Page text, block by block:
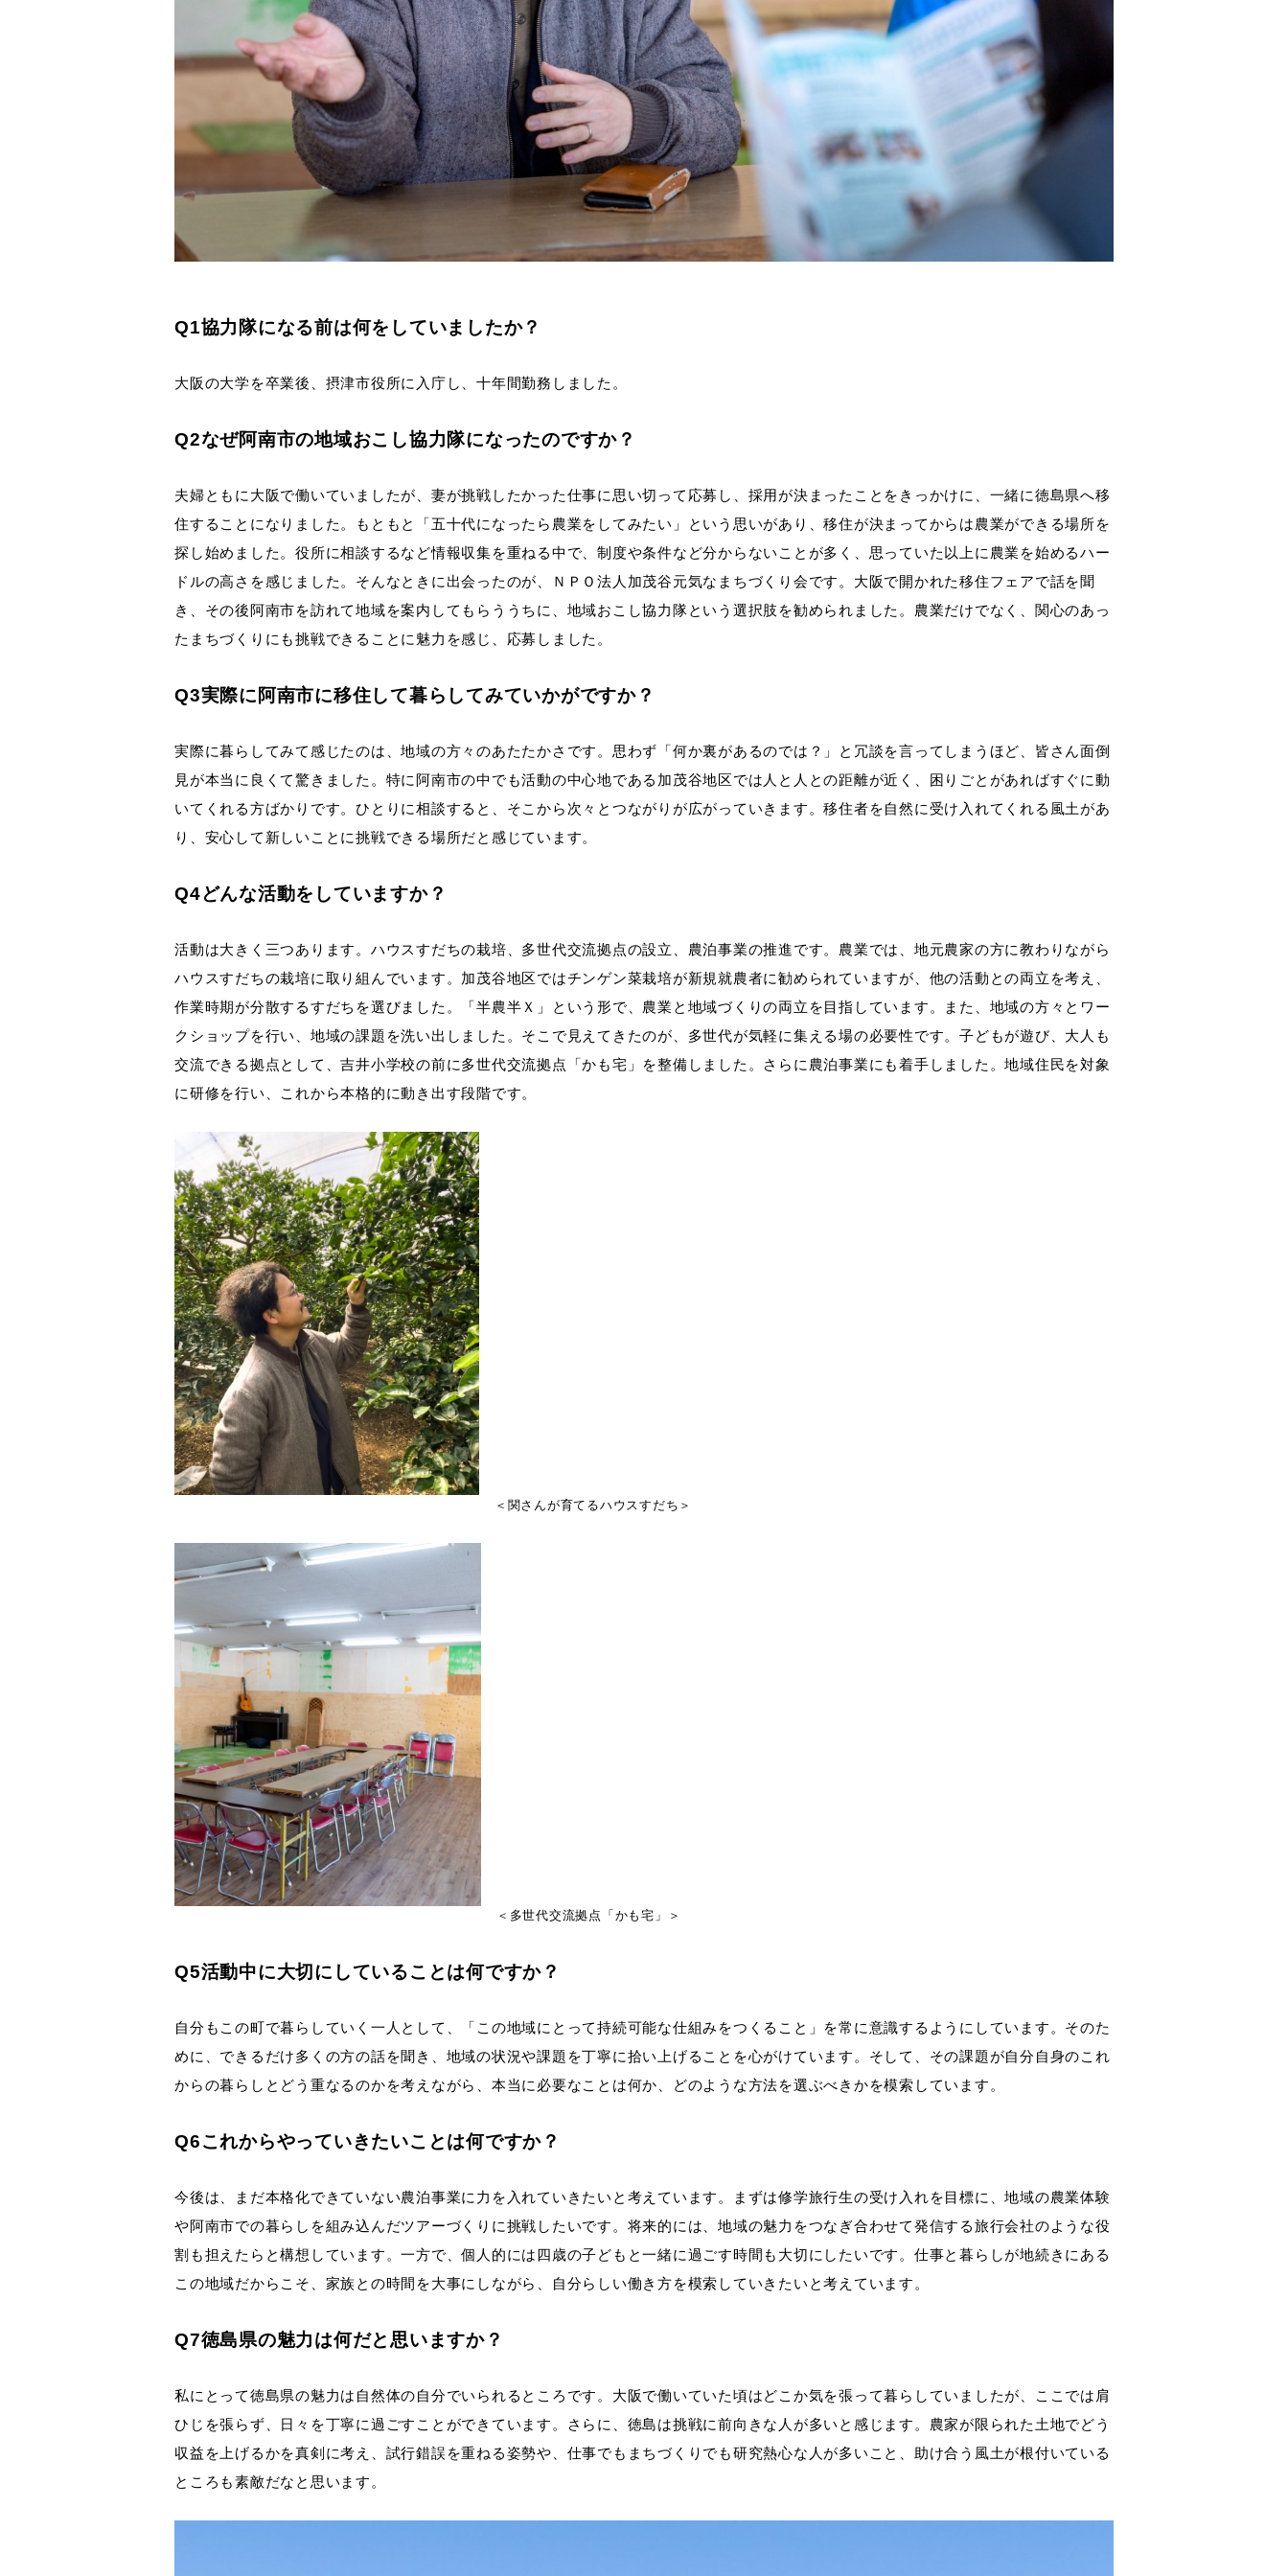
Q1協力隊になる前は何をしていましたか？
大阪の大学を卒業後、摂津市役所に入庁し、十年間勤務しました。
Q2なぜ阿南市の地域おこし協力隊になったのですか？
夫婦ともに大阪で働いていましたが、妻が挑戦したかった仕事に思い切って応募し、採用が決まったことをきっかけに、一緒に徳島県へ移
住することになりました。もともと「五十代になったら農業をしてみたい」という思いがあり、移住が決まってからは農業ができる場所を
探し始めました。役所に相談するなど情報収集を重ねる中で、制度や条件など分からないことが多く、思っていた以上に農業を始めるハー
ドルの高さを感じました。そんなときに出会ったのが、ＮＰＯ法人加茂谷元気なまちづくり会です。大阪で開かれた移住フェアで話を聞
き、その後阿南市を訪れて地域を案内してもらううちに、地域おこし協力隊という選択肢を勧められました。農業だけでなく、関心のあっ
たまちづくりにも挑戦できることに魅力を感じ、応募しました。
Q3実際に阿南市に移住して暮らしてみていかがですか？
実際に暮らしてみて感じたのは、地域の方々のあたたかさです。思わず「何か裏があるのでは？」と冗談を言ってしまうほど、皆さん面倒
見が本当に良くて驚きました。特に阿南市の中でも活動の中心地である加茂谷地区では人と人との距離が近く、困りごとがあればすぐに動
いてくれる方ばかりです。ひとりに相談すると、そこから次々とつながりが広がっていきます。移住者を自然に受け入れてくれる風土があ
り、安心して新しいことに挑戦できる場所だと感じています。
Q4どんな活動をしていますか？
活動は大きく三つあります。ハウスすだちの栽培、多世代交流拠点の設立、農泊事業の推進です。農業では、地元農家の方に教わりながら
ハウスすだちの栽培に取り組んでいます。加茂谷地区ではチンゲン菜栽培が新規就農者に勧められていますが、他の活動との両立を考え、
作業時期が分散するすだちを選びました。「半農半Ｘ」という形で、農業と地域づくりの両立を目指しています。また、地域の方々とワー
クショップを行い、地域の課題を洗い出しました。そこで見えてきたのが、多世代が気軽に集える場の必要性です。子どもが遊び、大人も
交流できる拠点として、吉井小学校の前に多世代交流拠点「かも宅」を整備しました。さらに農泊事業にも着手しました。地域住民を対象
に研修を行い、これから本格的に動き出す段階です。
＜関さんが育てるハウスすだち＞
＜多世代交流拠点「かも宅」＞
Q5活動中に大切にしていることは何ですか？
自分もこの町で暮らしていく一人として、「この地域にとって持続可能な仕組みをつくること」を常に意識するようにしています。そのた
めに、できるだけ多くの方の話を聞き、地域の状況や課題を丁寧に拾い上げることを心がけています。そして、その課題が自分自身のこれ
からの暮らしとどう重なるのかを考えながら、本当に必要なことは何か、どのような方法を選ぶべきかを模索しています。
Q6これからやっていきたいことは何ですか？
今後は、まだ本格化できていない農泊事業に力を入れていきたいと考えています。まずは修学旅行生の受け入れを目標に、地域の農業体験
や阿南市での暮らしを組み込んだツアーづくりに挑戦したいです。将来的には、地域の魅力をつなぎ合わせて発信する旅行会社のような役
割も担えたらと構想しています。一方で、個人的には四歳の子どもと一緒に過ごす時間も大切にしたいです。仕事と暮らしが地続きにある
この地域だからこそ、家族との時間を大事にしながら、自分らしい働き方を模索していきたいと考えています。
Q7徳島県の魅力は何だと思いますか？
私にとって徳島県の魅力は自然体の自分でいられるところです。大阪で働いていた頃はどこか気を張って暮らしていましたが、ここでは肩
ひじを張らず、日々を丁寧に過ごすことができています。さらに、徳島は挑戦に前向きな人が多いと感じます。農家が限られた土地でどう
収益を上げるかを真剣に考え、試行錯誤を重ねる姿勢や、仕事でもまちづくりでも研究熱心な人が多いこと、助け合う風土が根付いている
ところも素敵だなと思います。